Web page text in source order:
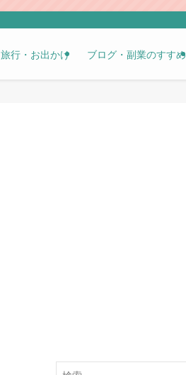
旅行・お出かけ ブログ・副業のすすめ